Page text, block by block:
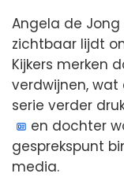
Angela de
zichtbaar lijdt
Kijkers merken
verdwijnen,
serie verder
en dochter
gesprekspunt
media.